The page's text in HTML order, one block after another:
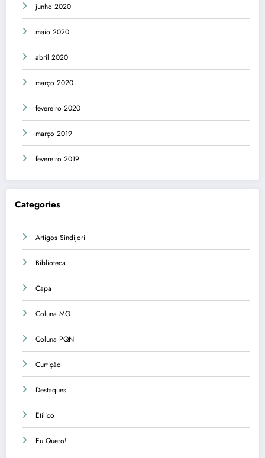
junho 2020
maio 2020
abril 2020
março 2020
fevereiro 2020
março 2019
fevereiro 2019
Categories
Artigos SindiJori
Biblioteca
Capa
Coluna MG
Coluna PQN
Curtição
Destaques
Etílico
Eu Quero!